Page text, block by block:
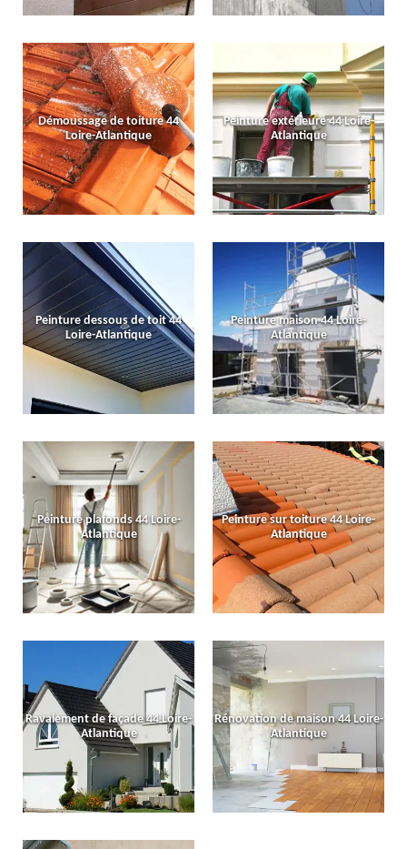
Démoussage de toiture 44
Loire-Atlantique
Peinture extérieure 44 Loire-
Atlantique
Peinture dessous de toit 44
Loire-Atlantique
Peinture maison 44 Loire-
Atlantique
Peinture plafonds 44 Loire-
Atlantique
Peinture sur toiture 44 Loire-
Atlantique
Ravalement de façade 44 Loire-
Atlantique
Rénovation de maison 44 Loire-
Atlantique